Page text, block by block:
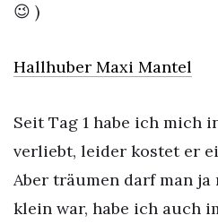
😉 )
Hallhuber Maxi Mantel
Seit Tag 1 habe ich mich
verliebt, leider kostet er
Aber träumen darf man
klein war, habe ich auch